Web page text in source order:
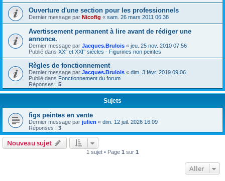
Ouverture d'une section pour les professionnels
Dernier message par Nicofig « sam. 26 mars 2011 06:38
Avertissement permanent à lire avant de rédiger une
annonce.
Dernier message par Jacques.Brulois « jeu. 25 nov. 2010 07:56
Publié dans XX° et XXI° siècles - Figurines non peintes
Règles de fonctionnement
Dernier message par Jacques.Brulois « dim. 3 févr. 2019 09:06
Publié dans Fonctionnement du forum
Réponses : 5
Sujets
figs peintes en vente
Dernier message par julien « dim. 12 juil. 2026 16:09
Réponses : 3
Nouveau sujet
1 sujet • Page 1 sur 1
Aller